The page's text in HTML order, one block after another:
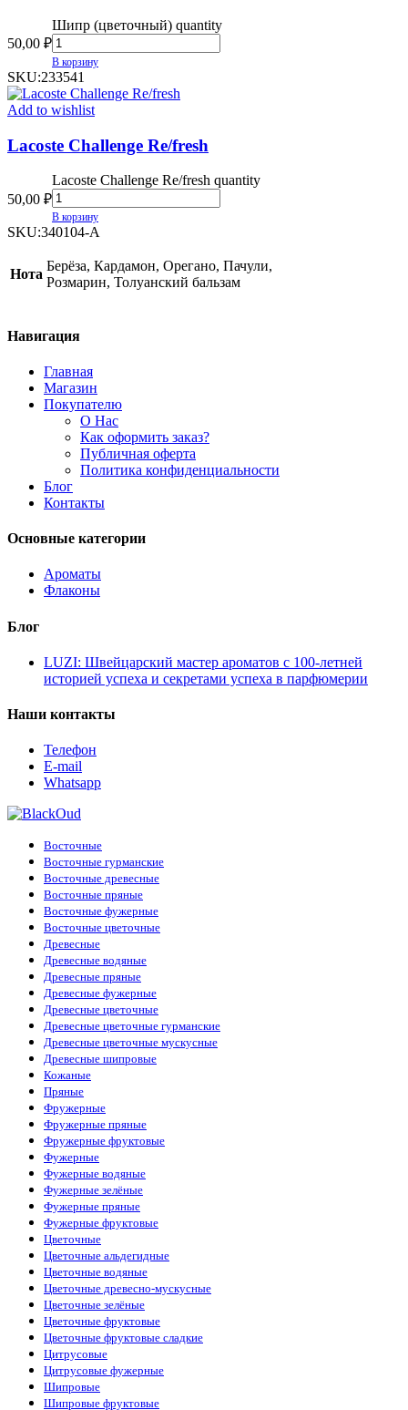
50,00 ₽
Шипр (цветочный) quantity
В корзину
SKU:233541
Add to wishlist
Lacoste Challenge Re/fresh
50,00 ₽
Lacoste Challenge Re/fresh quantity
В корзину
SKU:340104-A
Нота
Берёза, Кардамон, Орегано, Пачули,
Розмарин, Толуанский бальзам
Навигация
Главная
Магазин
Покупателю
О Нас
Как оформить заказ?
Публичная оферта
Политика конфиденциальности
Блог
Контакты
Основные категории
Ароматы
Флаконы
Блог
LUZI: Швейцарский мастер ароматов с 100-летней
историей успеха и секретами успеха в парфюмерии
Наши контакты
Телефон
E-mail
Whatsapp
Восточные
Восточные гурманские
Восточные древесные
Восточные пряные
Восточные фужерные
Восточные цветочные
Древесные
Древесные водяные
Древесные пряные
Древесные фужерные
Древесные цветочные
Древесные цветочные гурманские
Древесные цветочные мускусные
Древесные шипровые
Кожаные
Пряные
Фружерные
Фружерные пряные
Фружерные фруктовые
Фужерные
Фужерные водяные
Фужерные зелёные
Фужерные пряные
Фужерные фруктовые
Цветочные
Цветочные альдегидные
Цветочные водяные
Цветочные древесно-мускусные
Цветочные зелёные
Цветочные фруктовые
Цветочные фруктовые сладкие
Цитрусовые
Цитрусовые фужерные
Шипровые
Шипровые фруктовые